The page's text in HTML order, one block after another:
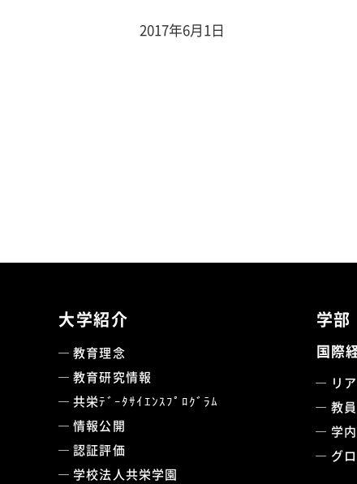
2017年6月1日
大学紹介
教育理念
教育研究情報
共栄ﾃﾞｰﾀｻｲｴﾝｽﾌﾟﾛｸﾞﾗﾑ
情報公開
認証評価
学校法人共栄学園
学部
国際
リ
教
学
グ